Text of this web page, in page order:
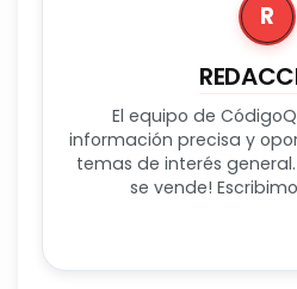
R
El equipo de
información precisa y
temas de interés
se vende!